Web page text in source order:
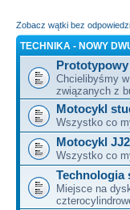
Zobacz wątki bez odpowiedzi
TECHNIKA - NOWY
Chcielibyśmy
związanych z
Motocykl
Wszystko co
Motocykl
Wszystko co
Technologia
Miejsce na